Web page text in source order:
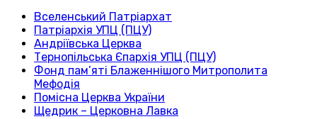
Вселенський Патріархат
Патріархія УПЦ (ПЦУ)
Андріївська Церква
Тернопільська Єпархія УПЦ (ПЦУ)
Фонд пам’яті Блаженнішого Митрополита
Мефодія
Помісна Церква України
Щедрик – Церковна Лавка